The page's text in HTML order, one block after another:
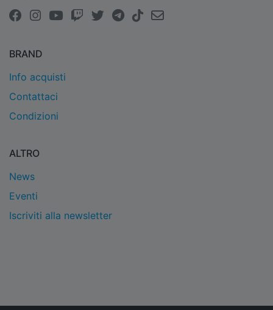
BRAND
Info acquisti
Contattaci
Condizioni
ALTRO
News
Eventi
Iscriviti alla newsletter